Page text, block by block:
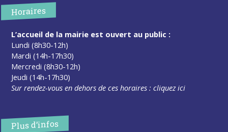
Horaires
L’accueil de la mairie est ouvert au public :
Lundi (8h30-12h)
Mardi (14h-17h30)
Mercredi (8h30-12h)
Jeudi (14h-17h30)
Sur rendez-vous en dehors de ces horaires :cliquez ici
Plus d’infos